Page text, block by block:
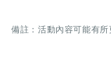
備註：活動內容可能有所